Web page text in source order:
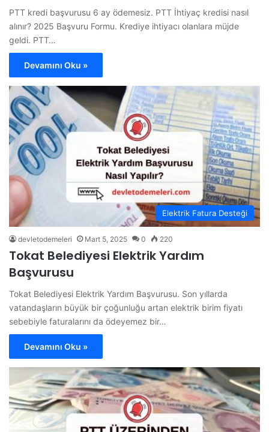
PTT kredi başvurusu 6 ay ödemesiz. PTT İhtiyaç kredisi nasıl
alınır? 2025 Başvuru Formu. Krediye ihtiyacı olanlara müjde
geldi. PTT…
Devamını Oku »
Elektrik Fatura Desteği
devletodemeleri Mart 5, 2025 0 220
Tokat Belediyesi Elektrik Yardım
Başvurusu
Tokat Belediyesi Elektrik Yardım Başvurusu. Son yıllarda
vatandaşların büyük bir çoğunluğu artan elektrik birim fiyatı
sebebiyle faturalarını da ödeyemez bir…
Devamını Oku »